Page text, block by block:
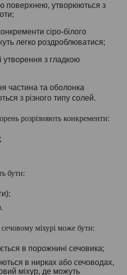
поверхнею, утворюються з
сіро-білого
легко роздроблюватися;
утворення з гладкою
частина та оболонка
з різного типу солей.
розрізняють конкременти:
бути:
міхурі може бути:
в порожнині сечовика;
в нирках або сечоводах,
міхур, де можуть